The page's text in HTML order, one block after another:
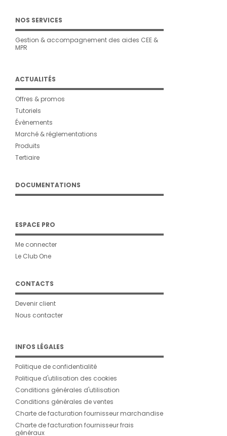
NOS SERVICES
Gestion & accompagnement des aides CEE &
MPR
ACTUALITÉS
Offres & promos
Tutoriels
Évènements
Marché & réglementations
Produits
Tertiaire
DOCUMENTATIONS
ESPACE PRO
Me connecter
Le Club One
CONTACTS
Devenir client
Nous contacter
INFOS LÉGALES
Politique de confidentialité
Politique d'utilisation des cookies
Conditions générales d'utilisation
Conditions générales de ventes
Charte de facturation fournisseur marchandise
Charte de facturation fournisseur frais
généraux